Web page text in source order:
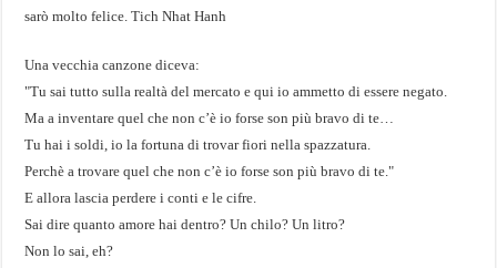
sarò molto felice. Tich Nhat Hanh
Una vecchia canzone diceva:
"Tu sai tutto sulla realtà del mercato e qui io ammetto di essere negato.
Ma a inventare quel che non c’è io forse son più bravo di te…
Tu hai i soldi, io la fortuna di trovar fiori nella spazzatura.
Perchè a trovare quel che non c’è io forse son più bravo di te."
E allora lascia perdere i conti e le cifre.
Sai dire quanto amore hai dentro? Un chilo? Un litro?
Non lo sai, eh?